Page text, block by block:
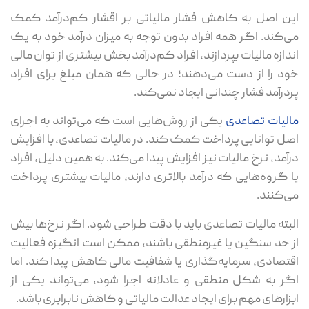
این اصل به کاهش فشار مالیاتی بر اقشار کم‌درآمد کمک
می‌کند. اگر همه افراد بدون توجه به میزان درآمد خود به یک
اندازه مالیات بپردازند، افراد کم‌درآمد بخش بیشتری از توان مالی
خود را از دست می‌دهند؛ در حالی که همان مبلغ برای افراد
پردرآمد فشار چندانی ایجاد نمی‌کند.
مالیات تصاعدی یکی از روش‌هایی است که می‌تواند به اجرای
اصل توانایی پرداخت کمک کند. در مالیات تصاعدی، با افزایش
درآمد، نرخ مالیات نیز افزایش پیدا می‌کند. به همین دلیل، افراد
یا گروه‌هایی که درآمد بالاتری دارند، مالیات بیشتری پرداخت
می‌کنند.
البته مالیات تصاعدی باید با دقت طراحی شود. اگر نرخ‌ها بیش
از حد سنگین یا غیرمنطقی باشند، ممکن است انگیزه فعالیت
اقتصادی، سرمایه‌گذاری یا شفافیت مالی کاهش پیدا کند. اما
اگر به شکل منطقی و عادلانه اجرا شود، می‌تواند یکی از
ابزارهای مهم برای ایجاد عدالت مالیاتی و کاهش نابرابری باشد.